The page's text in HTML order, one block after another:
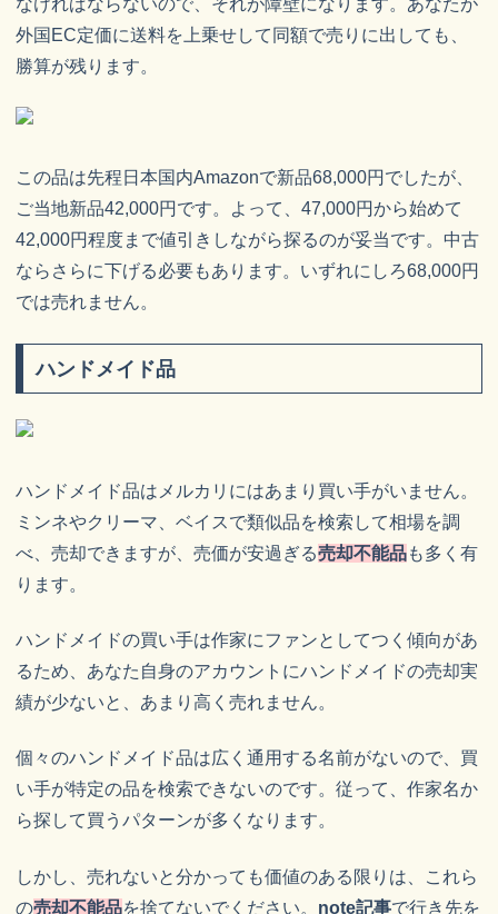
外国EC定価に送料を上乗せして同額で売りに出しても、
勝算が残ります。
この品は先程日本国内Amazonで新品68,000円でしたが、
ご当地新品42,000円です。よって、47,000円から始めて
42,000円程度まで値引きしながら探るのが妥当です。中古
ならさらに下げる必要もあります。いずれにしろ68,000円
では売れません。
ハンドメイド品
ハンドメイド品はメルカリにはあまり買い手がいません。
ミンネやクリーマ、ベイスで類似品を検索して相場を調
べ、売却できますが、売価が安過ぎる売却不能品も多く有
ります。
ハンドメイドの買い手は作家にファンとしてつく傾向があ
るため、あなた自身のアカウントにハンドメイドの売却実
績が少ないと、あまり高く売れません。
個々のハンドメイド品は広く通用する名前がないので、買
い手が特定の品を検索できないのです。従って、作家名か
ら探して買うパターンが多くなります。
しかし、売れないと分かっても価値のある限りは、これら
の売却不能品を捨てないでください。 note記事で行き先を